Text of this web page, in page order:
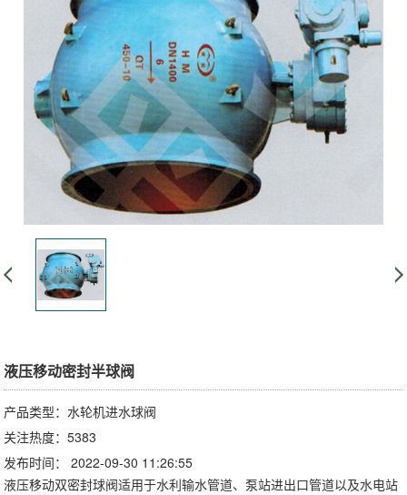
液压移动密封半球阀
产品类型：水轮机进水球阀
关注热度：5383
发布时间： 2022-09-30 11:26:55
液压移动双密封球阀适用于水利输水管道、泵站进出口管道以及水电站